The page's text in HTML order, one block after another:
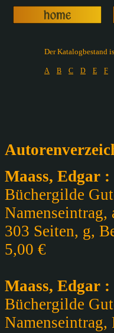
Der Katalogbestand
A B C D E F
Maass, Edgar
Büchergilde
303 Seiten, g,
5,00 €
Maass, Edgar
Büchergilde